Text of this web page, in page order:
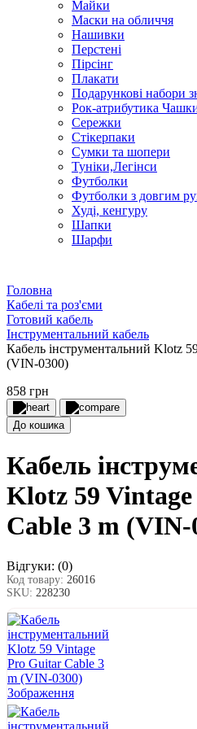
Майки
Маски на обличчя
Нашивки
Перстені
Пірсінг
Плакати
Подарункові набори
Рок-атрибутика
Сережки
Стікерпаки
Сумки та шопери
Туніки,Легінси
Футболки
Футболки з довгим
Худі, кенгуру
Шапки
Шарфи
Головна
Кабелі та роз'єми
Готовий кабель
Інструментальний кабель
Кабель інструментальний Klotz
(VIN-0300)
858 грн
До кошика
Кабель
Klotz 59
Cable 3 m (VIN-
Відгуки: (0)
Код товару: 26016
SKU: 228230